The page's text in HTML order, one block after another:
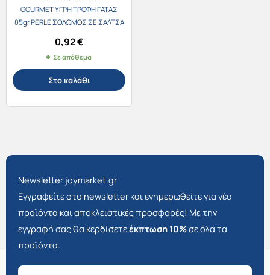
GOURMET ΥΓΡΗ ΤΡΟΦΗ ΓΑΤΑΣ
85gr PERLE ΣΟΛΩΜΟΣ ΣΕ ΣΑΛΤΣΑ
0,92€
Σε απόθεμα
Στο καλάθι
Newsletter joymarket.gr
Εγγραφείτε στο newsletter και ενημερωθείτε για νέα
προϊόντα και αποκλειστικές προσφορές! Με την
εγγραφή σας θα κερδίσετεέκπτωση 10%σε όλα τα
προϊόντα.